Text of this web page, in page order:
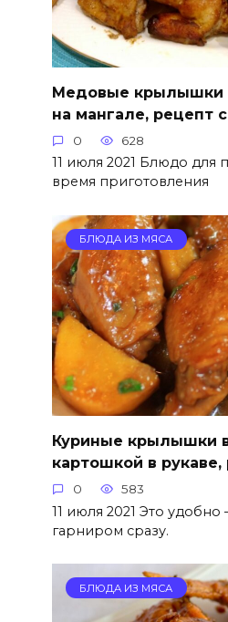
Медовые крылышки
на мангале, рецепт
0 628
11 июля 2021 Блюдо для
время приготовления
БЛЮДА ИЗ МЯСА
Куриные крылышки
картошкой в
0 583
11 июля 2021 Это
гарниром сразу.
БЛЮДА ИЗ МЯСА